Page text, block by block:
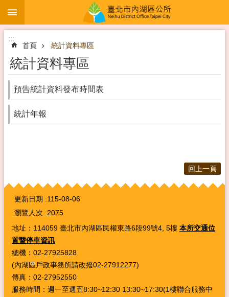
跳到主要內容區塊
:::
首頁 統計資料專區
統計資料專區
預告統計資料發布時間表
統計年報
回上一頁
:::
更新日期
115-08-06
瀏覽人次
2075
地址：114059 臺北市內湖區民權東路6段99號4, 5樓 本所交通位
置暨停車資訊
總機：02-27925828
(內湖區戶政事務所請改撥02-27912277)
傳真：02-27952550
服務時間：週一至週五8:30~12:30 13:30~17:30(1樓聯合服務中